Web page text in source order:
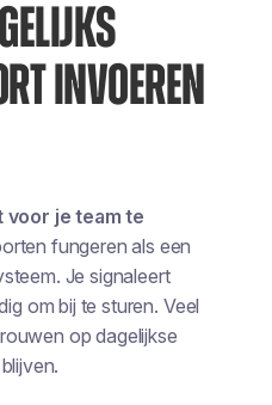
INVOEREN
voor je team te
fungeren als een
Je signaleert
om bij te sturen. Veel
op dagelijkse